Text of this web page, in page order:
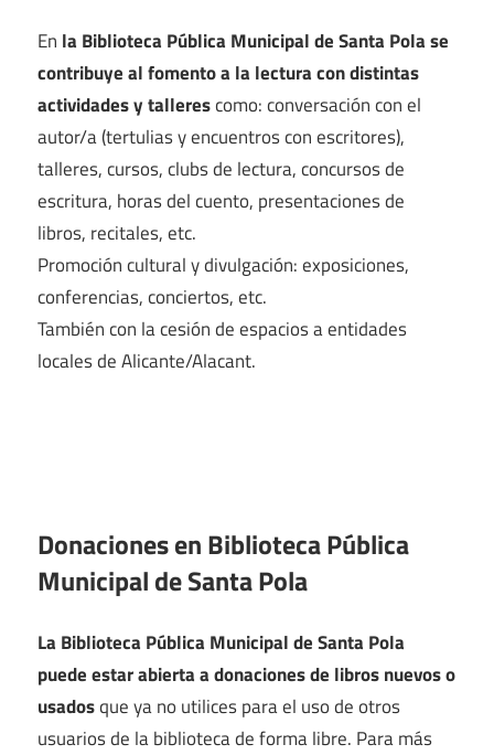
En la Biblioteca Pública Municipal de Santa Pola se
contribuye al fomento a la lectura con distintas
actividades y tallerescomo: conversación con el
autor/a (tertulias y encuentros con escritores),
talleres, cursos, clubs de lectura, concursos de
escritura, horas del cuento, presentaciones de
libros, recitales, etc.
Promoción cultural y divulgación: exposiciones,
conferencias, conciertos, etc.
También con la cesión de espacios a entidades
locales de Alicante/Alacant.
Donaciones en Biblioteca Pública
Municipal de Santa Pola
La Biblioteca Pública Municipal de Santa Pola
puede estar abierta a donaciones de libros nuevos o
usadosque ya no utilices para el uso de otros
usuarios de la biblioteca de forma libre. Para más